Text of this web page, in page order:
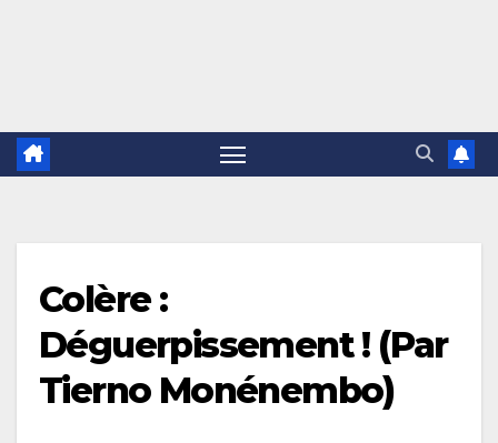
Colère :
Déguerpissement ! (Par
Tierno Monénembo)